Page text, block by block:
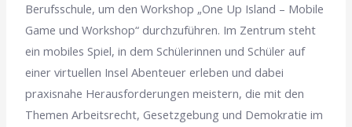
Berufsschule, um den Workshop „One Up Island – Mobile
Game und Workshop“ durchzuführen. Im Zentrum steht
ein mobiles Spiel, in dem Schülerinnen und Schüler auf
einer virtuellen Insel Abenteuer erleben und dabei
praxisnahe Herausforderungen meistern, die mit den
Themen Arbeitsrecht, Gesetzgebung und Demokratie im